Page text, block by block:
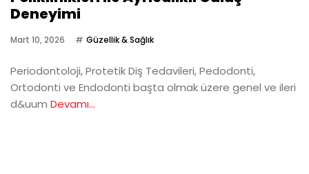
Deneyimi
Mart 10, 2026 Güzellik & Sağlık
Periodontoloji, Protetik Diş Tedavileri, Pedodonti,
Ortodonti ve Endodonti başta olmak üzere genel ve ileri
d&uum Devamı...